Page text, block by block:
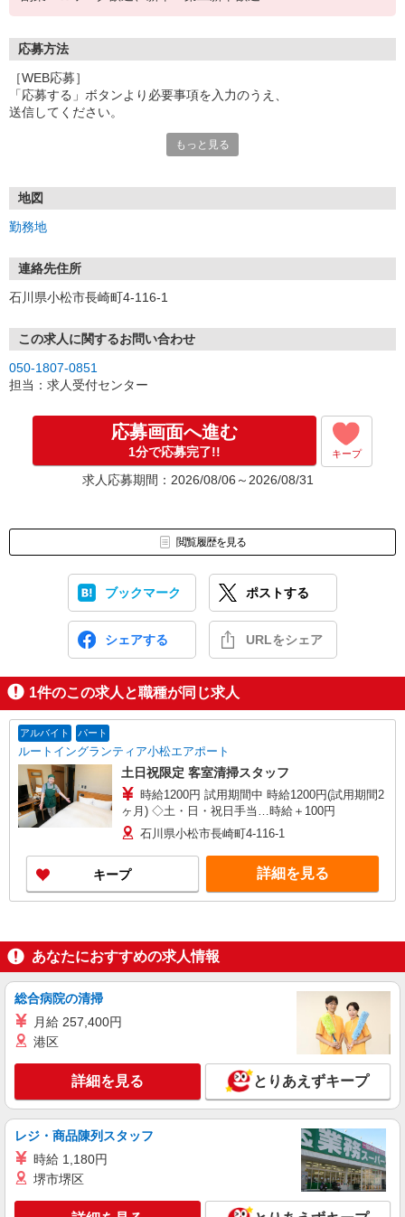
応募方法
［WEB応募］
「応募する」ボタンより必要事項を入力のうえ、
送信してください。
スムーズにお繋ぎすることができます。
再度おかけ直しください。
◇応募後のプロセス
─────────────────────────
面接(1回・30分ほど)します。
＊履歴書は不要です（入社時提出あり）
＊選考状況により書類選考を行う場合もございます
もっと見る
地図
勤務地
連絡先住所
石川県小松市長崎町4-116-1
この求人に関するお問い合わせ
050-1807-0851
担当：求人受付センター
応募画面へ進む
1分で応募完了!! キープ
求人応募期間：2026/08/06～2026/08/31
閲覧履歴を見る
ブックマーク ポストする
シェアする URLをシェア
1件のこの求人と職種が同じ求人
アルバイト パート
ルートイングランティア小松エアポート
土日祝限定 客室清掃スタッフ
時給1200円 試用期間中 時給1200円(試用期間2
ヶ月) ◇土・日・祝日手当…時給＋100円
石川県小松市長崎町4-116-1
キープ 詳細を見る
あなたにおすすめの求人情報
総合病院の清掃
月給 257,400円
港区
詳細を見る とりあえずキープ
レジ・商品陳列スタッフ
時給 1,180円
堺市堺区